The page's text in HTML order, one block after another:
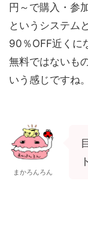
円～で購入・参
というシステム
90％OFF近くに
無料ではないも
いう感じですね。
まかろんろん